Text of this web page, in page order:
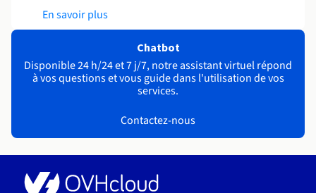
En savoir plus
Chatbot
Disponible 24 h/24 et 7 j/7, notre assistant virtuel répond
à vos questions et vous guide dans l'utilisation de vos
services.
Contactez-nous